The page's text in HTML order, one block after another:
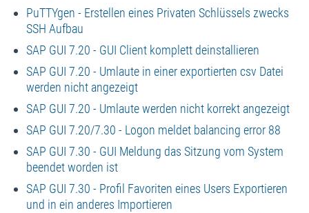
PuTTYgen - Erstellen eines Privaten Schlüssels zwecks
SSH Aufbau
SAP GUI 7.20 - GUI Client komplett deinstallieren
SAP GUI 7.20 - Umlaute in einer exportierten csv Datei
werden nicht angezeigt
SAP GUI 7.20 - Umlaute werden nicht korrekt angezeigt
SAP GUI 7.20/7.30 - Logon meldet balancing error 88
SAP GUI 7.30 - GUI Meldung das Sitzung vom System
beendet worden ist
SAP GUI 7.30 - Profil Favoriten eines Users Exportieren
und in ein anderes Importieren